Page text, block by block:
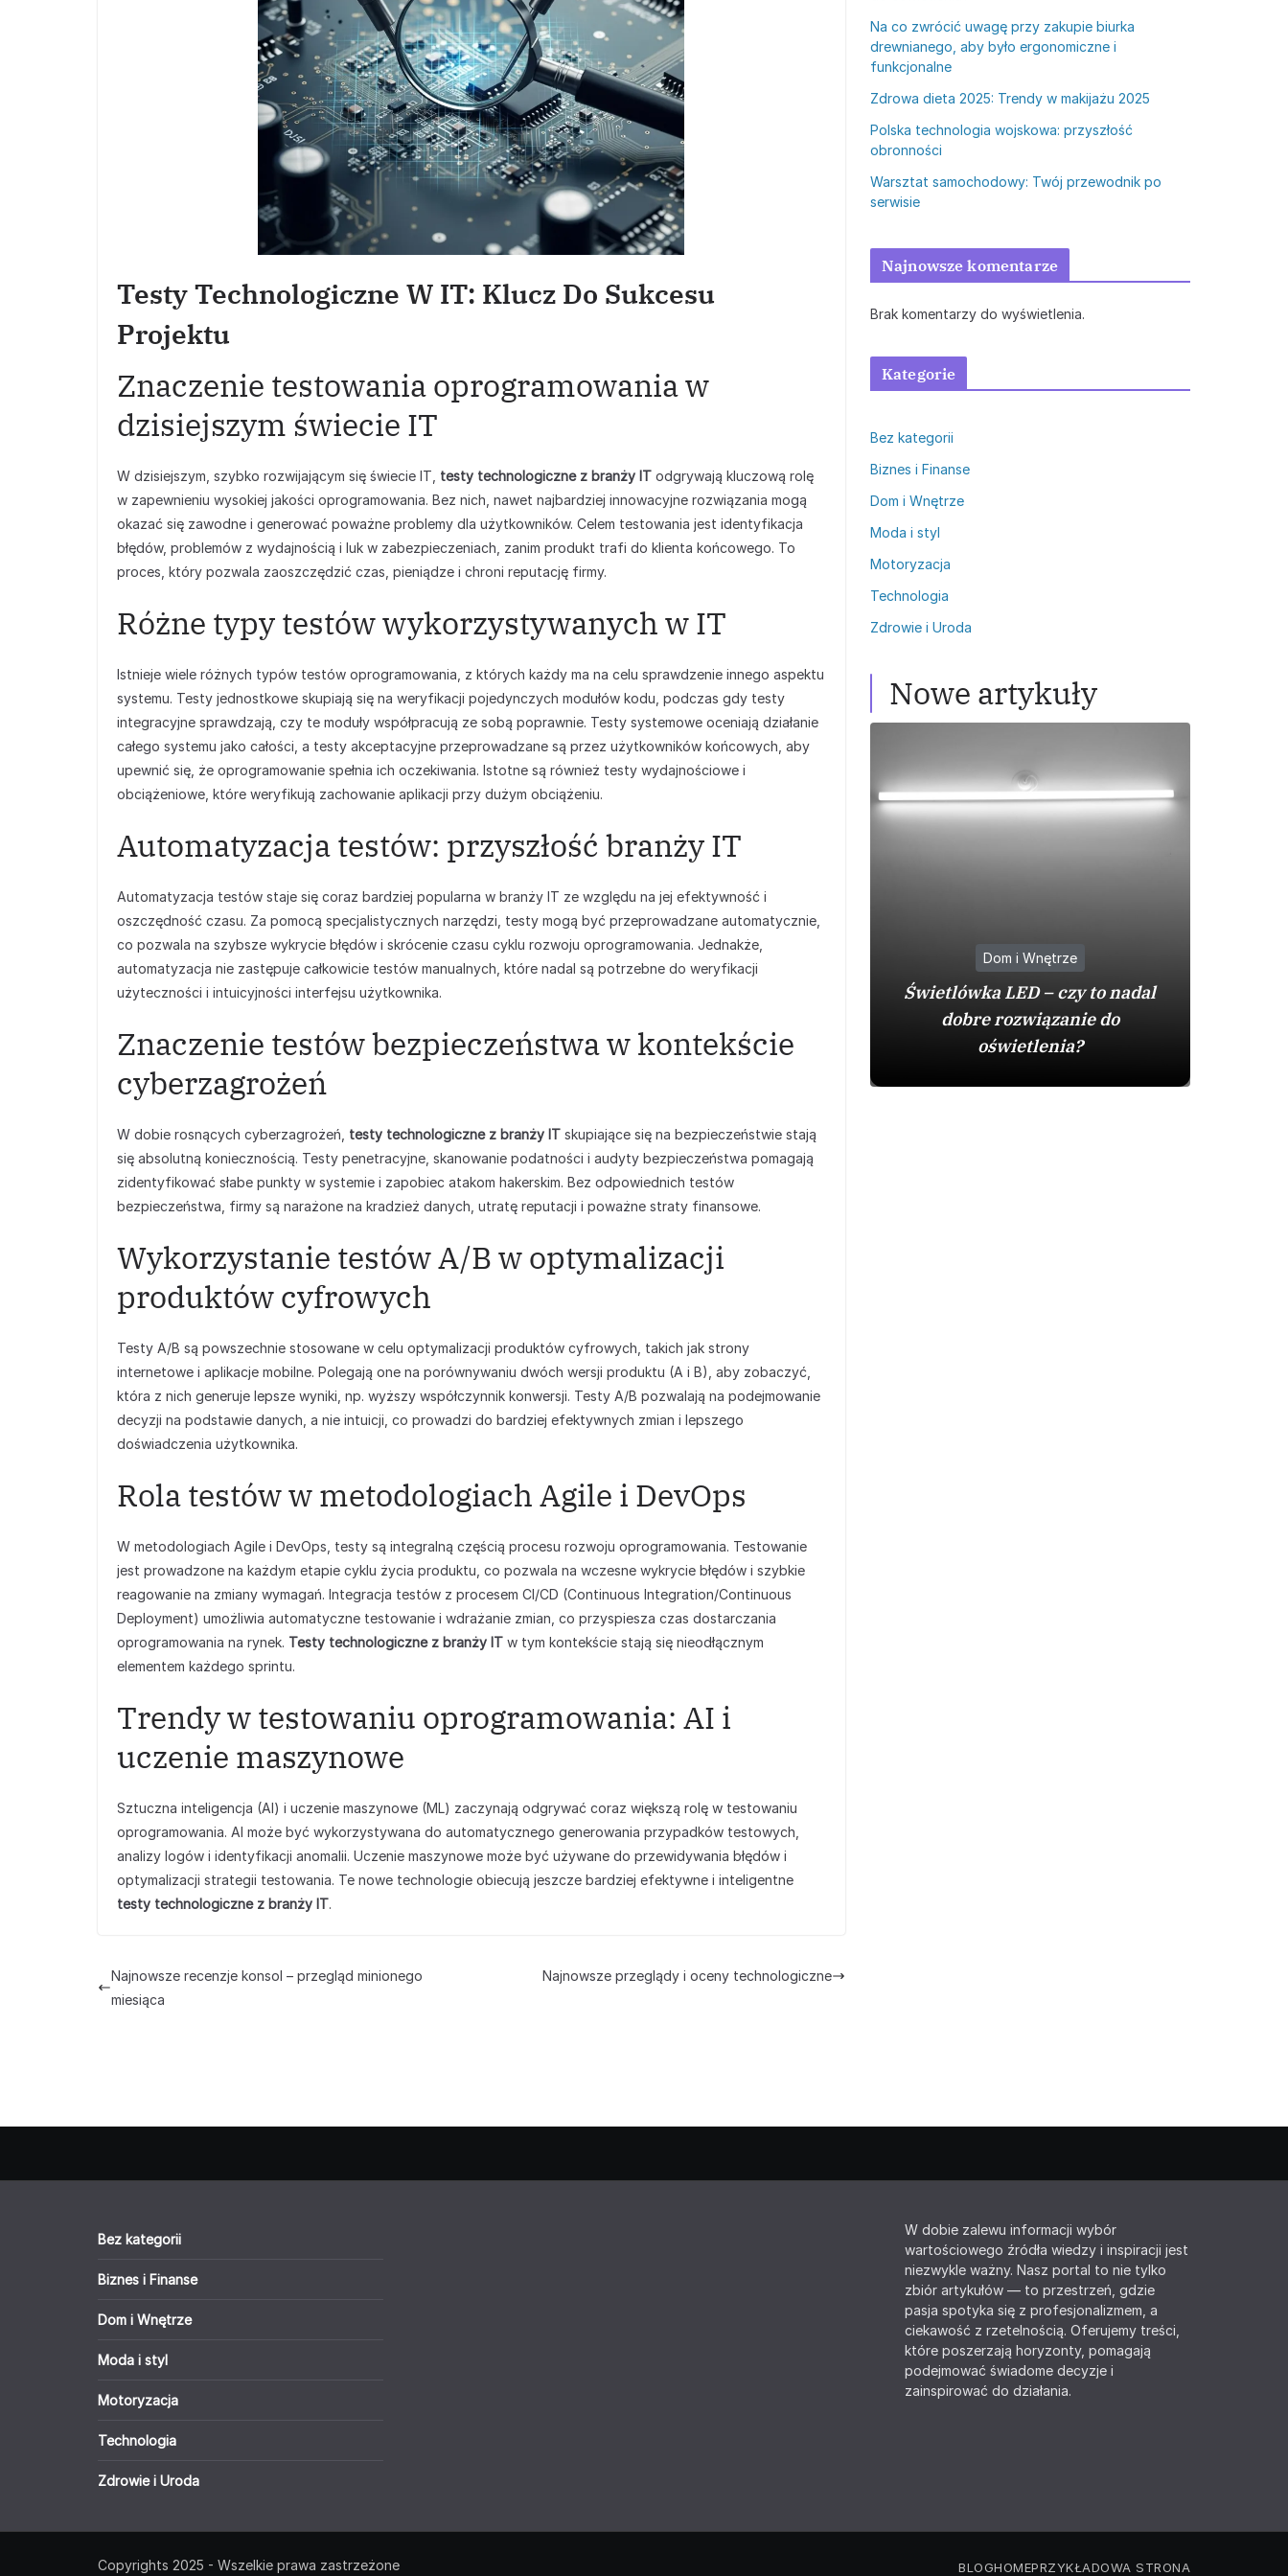
Testy Technologiczne W IT: Klucz Do Sukcesu
Projektu
Znaczenie testowania oprogramowania w
dzisiejszym świecie IT
W dzisiejszym, szybko rozwijającym się świecie IT, testy technologiczne z branży IT odgrywają kluczową rolę
w zapewnieniu wysokiej jakości oprogramowania. Bez nich, nawet najbardziej innowacyjne rozwiązania mogą
okazać się zawodne i generować poważne problemy dla użytkowników. Celem testowania jest identyfikacja
błędów, problemów z wydajnością i luk w zabezpieczeniach, zanim produkt trafi do klienta końcowego. To
proces, który pozwala zaoszczędzić czas, pieniądze i chroni reputację firmy.
Różne typy testów wykorzystywanych w IT
Istnieje wiele różnych typów testów oprogramowania, z których każdy ma na celu sprawdzenie innego aspektu
systemu. Testy jednostkowe skupiają się na weryfikacji pojedynczych modułów kodu, podczas gdy testy
integracyjne sprawdzają, czy te moduły współpracują ze sobą poprawnie. Testy systemowe oceniają działanie
całego systemu jako całości, a testy akceptacyjne przeprowadzane są przez użytkowników końcowych, aby
upewnić się, że oprogramowanie spełnia ich oczekiwania. Istotne są również testy wydajnościowe i
obciążeniowe, które weryfikują zachowanie aplikacji przy dużym obciążeniu.
Automatyzacja testów: przyszłość branży IT
Automatyzacja testów staje się coraz bardziej popularna w branży IT ze względu na jej efektywność i
oszczędność czasu. Za pomocą specjalistycznych narzędzi, testy mogą być przeprowadzane automatycznie,
co pozwala na szybsze wykrycie błędów i skrócenie czasu cyklu rozwoju oprogramowania. Jednakże,
automatyzacja nie zastępuje całkowicie testów manualnych, które nadal są potrzebne do weryfikacji
użyteczności i intuicyjności interfejsu użytkownika.
Znaczenie testów bezpieczeństwa w kontekście
cyberzagrożeń
W dobie rosnących cyberzagrożeń, testy technologiczne z branży IT skupiające się na bezpieczeństwie stają
się absolutną koniecznością. Testy penetracyjne, skanowanie podatności i audyty bezpieczeństwa pomagają
zidentyfikować słabe punkty w systemie i zapobiec atakom hakerskim. Bez odpowiednich testów
bezpieczeństwa, firmy są narażone na kradzież danych, utratę reputacji i poważne straty finansowe.
Wykorzystanie testów A/B w optymalizacji
produktów cyfrowych
Testy A/B są powszechnie stosowane w celu optymalizacji produktów cyfrowych, takich jak strony
internetowe i aplikacje mobilne. Polegają one na porównywaniu dwóch wersji produktu (A i B), aby zobaczyć,
która z nich generuje lepsze wyniki, np. wyższy współczynnik konwersji. Testy A/B pozwalają na podejmowanie
decyzji na podstawie danych, a nie intuicji, co prowadzi do bardziej efektywnych zmian i lepszego
doświadczenia użytkownika.
Rola testów w metodologiach Agile i DevOps
W metodologiach Agile i DevOps, testy są integralną częścią procesu rozwoju oprogramowania. Testowanie
jest prowadzone na każdym etapie cyklu życia produktu, co pozwala na wczesne wykrycie błędów i szybkie
reagowanie na zmiany wymagań. Integracja testów z procesem CI/CD (Continuous Integration/Continuous
Deployment) umożliwia automatyczne testowanie i wdrażanie zmian, co przyspiesza czas dostarczania
oprogramowania na rynek. Testy technologiczne z branży IT w tym kontekście stają się nieodłącznym
elementem każdego sprintu.
Trendy w testowaniu oprogramowania: AI i
uczenie maszynowe
Sztuczna inteligencja (AI) i uczenie maszynowe (ML) zaczynają odgrywać coraz większą rolę w testowaniu
oprogramowania. AI może być wykorzystywana do automatycznego generowania przypadków testowych,
analizy logów i identyfikacji anomalii. Uczenie maszynowe może być używane do przewidywania błędów i
optymalizacji strategii testowania. Te nowe technologie obiecują jeszcze bardziej efektywne i inteligentne
testy technologiczne z branży IT.
Najnowsze recenzje konsol – przegląd minionego
miesiąca
Najnowsze przeglądy i oceny technologiczne
Na co zwrócić uwagę przy zakupie biurka
drewnianego, aby było ergonomiczne i
funkcjonalne
Zdrowa dieta 2025: Trendy w makijażu 2025
Polska technologia wojskowa: przyszłość
obronności
Warsztat samochodowy: Twój przewodnik po
serwisie
Najnowsze komentarze
Brak komentarzy do wyświetlenia.
Kategorie
Bez kategorii
Biznes i Finanse
Dom i Wnętrze
Moda i styl
Motoryzacja
Technologia
Zdrowie i Uroda
Nowe artykuły
Dom i Wnętrze
Świetlówka LED – czy to nadal
dobre rozwiązanie do
oświetlenia?
Bez kategorii
Biznes i Finanse
Dom i Wnętrze
Moda i styl
Motoryzacja
Technologia
Zdrowie i Uroda
W dobie zalewu informacji wybór
wartościowego źródła wiedzy i inspiracji jest
niezwykle ważny. Nasz portal to nie tylko
zbiór artykułów — to przestrzeń, gdzie
pasja spotyka się z profesjonalizmem, a
ciekawość z rzetelnością. Oferujemy treści,
które poszerzają horyzonty, pomagają
podejmować świadome decyzje i
zainspirować do działania.
Copyrights 2025 - Wszelkie prawa zastrzeżone BLOGHOMEPRZYKŁADOWA STRONA